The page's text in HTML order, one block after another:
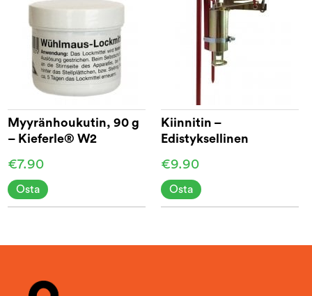
Myyränhoukutin, 90 g
– Kieferle® W2
€7.90
Osta
Kiinnitin –
Edistyksellinen
€9.90
Osta